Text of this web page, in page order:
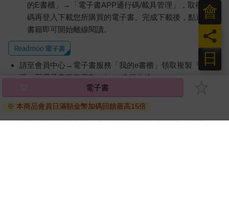
的E書櫃」→「電子書APP通行碼/載具管理」，取得通行
碼再登入下載您所購買的電子書。完成下載後，點選任一
書籍即可開始離線閱讀。
請至會員中心→電子書服務「我的e書櫃」領取複製『兌換
碼』至電子書服務商Readmoo進行兌換。
退換貨須知：
因版權保護，您在金石堂所購買的電子書僅能以金石堂專屬
的閱讀軟體開啟閱讀，無法以其他閱讀器或直接下載檔案。
電子書
※ 本商品會員日滿額金幣加碼回饋最高15倍
日
員
會